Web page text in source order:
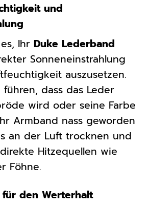
und
Ihr Duke Lederband
Sonneneinstrahlung
auszusetzen.
führen, dass das Leder
wird oder seine Farbe
Armband nass geworden
an der Luft trocknen und
Hitzequellen wie
Föhne.
den Werterhalt